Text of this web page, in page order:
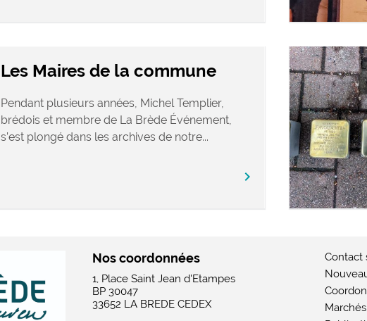
Les Maires de la commune
Pendant plusieurs années, Michel Templier,
brédois et membre de La Brède Événement,
s’est plongé dans les archives de notre...
chevron_right
Nos coordonnées
1, Place Saint Jean d'Etampes
BP 30047
33652 LA BREDE CEDEX
Contact